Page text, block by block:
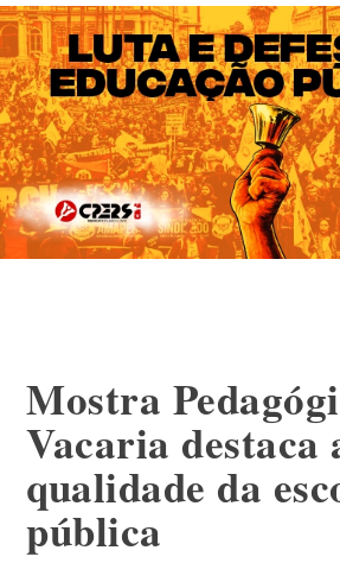
CPERS – Sindicato
CPERS – Sindicato dos Professores e
do Estado do Rio Grande do Sul
Mostra
Vacaria destaca
qualidade da
pública